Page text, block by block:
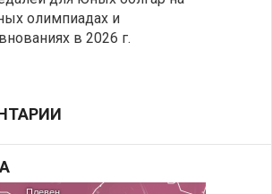
олимпиадах и
в 2026 г.